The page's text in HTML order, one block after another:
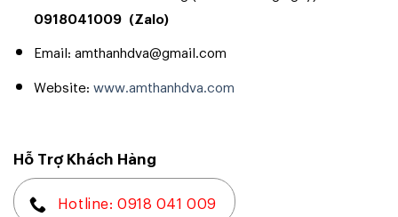
0918041009 (Zalo)
Email: amthanhdva@gmail.com
Website:www.amthanhdva.com
Hỗ Trợ Khách Hàng
Hotline: 0918 041 009